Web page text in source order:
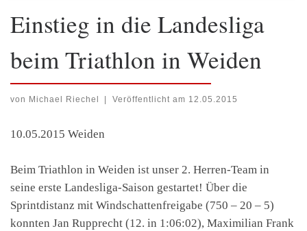
Einstieg in die Landesliga
beim Triathlon in Weiden
von Michael Riechel Veröffentlicht am 12.05.2015
10.05.2015 Weiden
Beim Triathlon in Weiden ist unser 2. Herren-Team in
seine erste Landesliga-Saison gestartet! Über die
Sprintdistanz mit Windschattenfreigabe (750 – 20 – 5)
konnten Jan Rupprecht (12. in 1:06:02), Maximilian Frank